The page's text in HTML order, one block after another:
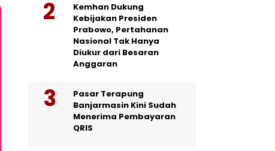
Kemhan Dukung
Kebijakan Presiden
Prabowo, Pertahanan
Nasional Tak Hanya
Diukur dari Besaran
Anggaran
Pasar Terapung
Banjarmasin Kini Sudah
Menerima Pembayaran
QRIS